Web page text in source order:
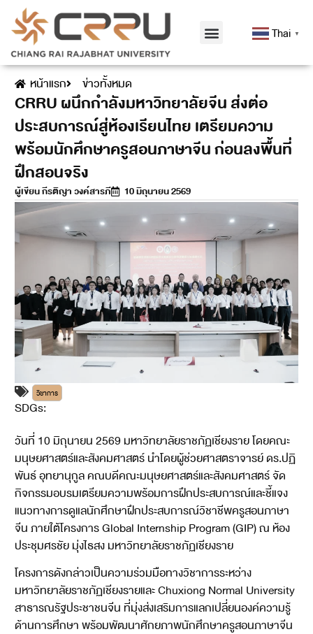
Thai ▼
หน้าแรก ข่าวทั้งหมด
CRRU ผนึกกำลังมหาวิทยาลัยจีน ส่งต่อ
ประสบการณ์สู่ห้องเรียนไทย เตรียมความ
พร้อมนักศึกษาครูสอนภาษาจีน ก่อนลงพื้นที่
ฝึกสอนจริง
ผู้เขียนกีรติญา วงค์สารภี 10 มิถุนายน 2569
วิชาการ
SDGs:
วันที่ 10 มิถุนายน 2569 มหาวิทยาลัยราชภัฏเชียงราย โดยคณะ
มนุษยศาสตร์และสังคมศาสตร์ นำโดยผู้ช่วยศาสตราจารย์ ดร.ปฏิ
พันธ์ อุทยานุกูล คณบดีคณะมนุษยศาสตร์และสังคมศาสตร์ จัด
กิจกรรมอบรมเตรียมความพร้อมการฝึกประสบการณ์และชี้แจง
แนวทางการดูแลนักศึกษาฝึกประสบการณ์วิชาชีพครูสอนภาษา
จีน ภายใต้โครงการ Global Internship Program (GIP) ณ ห้อง
ประชุมศรชัย มุ่งไธสง มหาวิทยาลัยราชภัฏเชียงราย
โครงการดังกล่าวเป็นความร่วมมือทางวิชาการระหว่าง
มหาวิทยาลัยราชภัฏเชียงรายและ Chuxiong Normal University
สาธารณรัฐประชาชนจีน ที่มุ่งส่งเสริมการแลกเปลี่ยนองค์ความรู้
ด้านการศึกษา พร้อมพัฒนาศักยภาพนักศึกษาครูสอนภาษาจีน